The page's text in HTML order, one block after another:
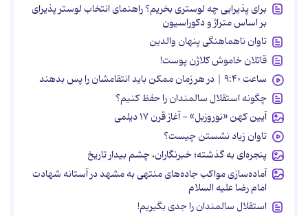
برای پذیرایی چه لوستری بخریم؟ راهنمای انتخاب لوستر پذیرای
بر اساس متراژ و دکوراسیون
تاوان ناهماهنگی پنهان والدین
قاتلان خاموش کلاژن پوست!
ساعت ۹:۴۰ | در هر زمان ممکن باید انتقامشان را پس بدهند
چگونه استقلال سالمندان را حفظ کنیم؟
آیین کهن «نوروزبل» - آغاز قرن ۱۷ دیلمی
تاوان زیاد نشستن چیست؟
پنجره‌ای به گذشته؛ خبرنگاران، چشم بیدار تاریخ
آماده‌سازی مواکب جاده‌های منتهی به مشهد در آستانه شهادت
امام رضا علیه السلام
استقلال سالمندان را جدی بگیریم!